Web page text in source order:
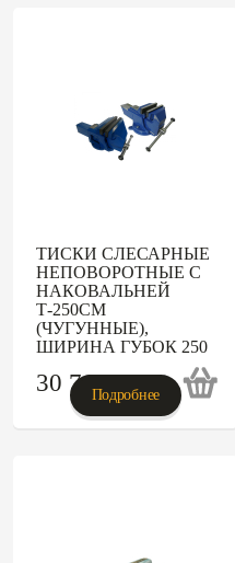
ТИСКИ СЛЕСАРНЫЕ
НЕПОВОРОТНЫЕ С
НАКОВАЛЬНЕЙ
Т-250СМ
(ЧУГУННЫЕ),
ШИРИНА ГУБОК 250
30 711p
Подробнее